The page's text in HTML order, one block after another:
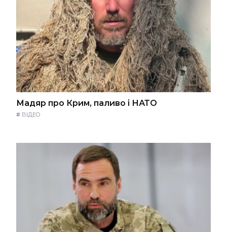
Мадяр про Крим, паливо і НАТО
# ВІДЕО